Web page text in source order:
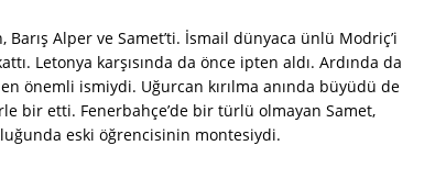
Alper ve Samet’ti. İsmail dünyaca ünlü Modriç’i
Letonya karşısında da önce ipten aldı. Ardında da
en önemli ismiydi. Uğurcan kırılma anında büyüdü de
bir etti. Fenerbahçe’de bir türlü olmayan Samet,
eski öğrencisinin montesiydi.